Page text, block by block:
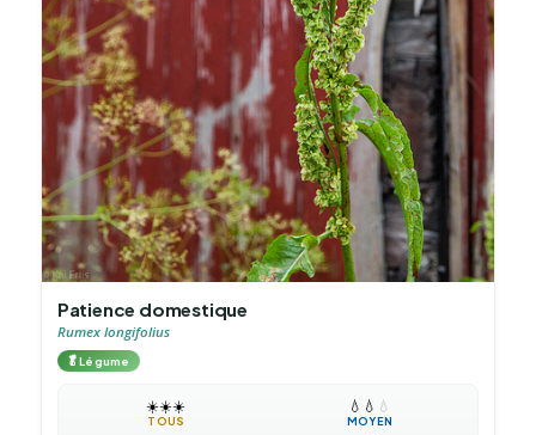
Patience domestique
Rumex longifolius
🥬Légume
☀️☀️☀️
TOUS
💧 💧 💧
MOYEN